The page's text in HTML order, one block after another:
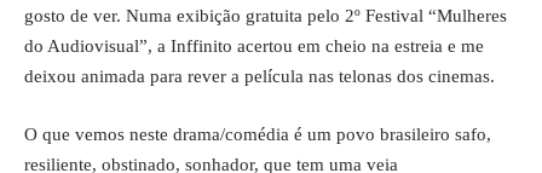
gosto de ver. Numa exibição gratuita pelo 2º Festival “Mulheres
do Audiovisual”, a Inffinito acertou em cheio na estreia e me
deixou animada para rever a película nas telonas dos cinemas.
O que vemos neste drama/comédia é um povo brasileiro safo,
resiliente, obstinado, sonhador, que tem uma veia